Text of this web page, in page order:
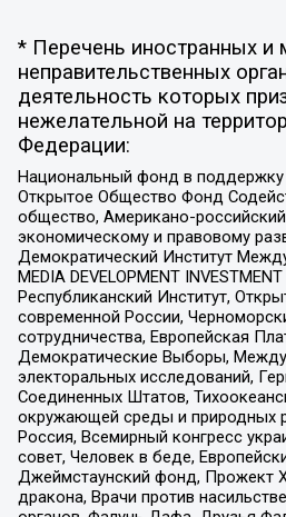
* Перечень иностранных
неправительственных
деятельность которых
нежелательной на
Федерации:
Национальный фонд в поддержку
Открытое Общество Фонд
общество, Американо-
экономическому и правовому
Демократический Институт
MEDIA DEVELOPMENT
Республиканский Институт,
современной России,
сотрудничества, Европейская
Демократические Выборы,
электоральных исследований,
Соединенных Штатов,
окружающей среды и природных
Россия, Всемирный конгресс
совет, Человек в беде,
Джеймстаунский фонд, Прожект
дракона, Врачи против